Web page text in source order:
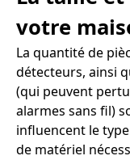
votre
La quantité de
détecteurs, ainsi
(qui peuvent
alarmes sans fil)
influencent le
de matériel